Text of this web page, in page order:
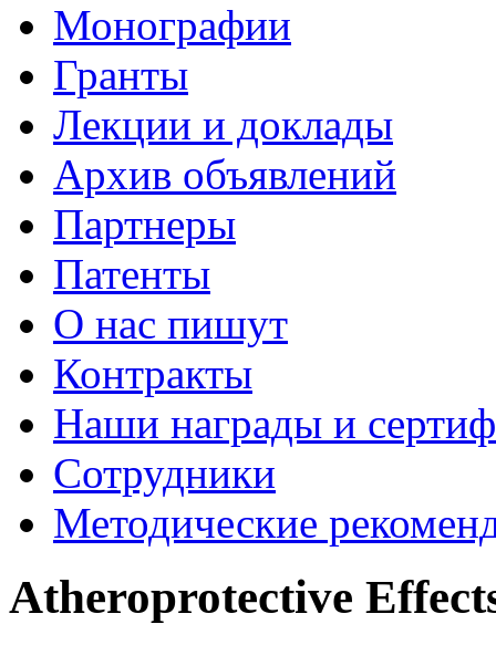
Монографии
Гранты
Лекции и доклады
Архив объявлений
Партнеры
Патенты
О нас пишут
Контракты
Наши награды и
Сотрудники
Методические
Atheroprotective